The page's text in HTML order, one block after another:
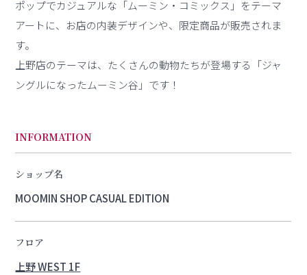
ポップでカジュアルな「ムーミン・コミックス」をテーマ
アートに、お店の内装デザインや、限定商品が販売されま
す。
上野店のテーマは、たくさんの動物たちが登場する「ジャ
ングルになったムーミン谷」です！
INFORMATION
ショップ名
MOOMIN SHOP CASUAL EDITION
フロア
上野 WEST 1F